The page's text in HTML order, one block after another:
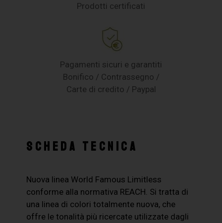
Prodotti certificati
Pagamenti sicuri e garantiti
Bonifico / Contrassegno /
Carte di credito / Paypal
SCHEDA TECNICA
Nuova linea World Famous Limitless
conforme alla normativa REACH. Si tratta di
una linea di colori totalmente nuova, che
offre le tonalità più ricercate utilizzate dagli